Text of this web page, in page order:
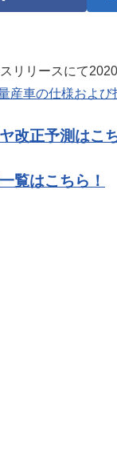
リリースにて
産車の仕様および
改正予測はこ
覧はこちら！